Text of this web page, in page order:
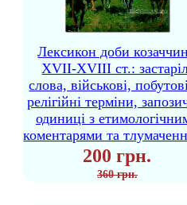
Лексикон доби
XVII-XVIII ст.:
слова, військові,
релігійні терміни,
одиниці з
коментарями та
200 грн.
360 грн.